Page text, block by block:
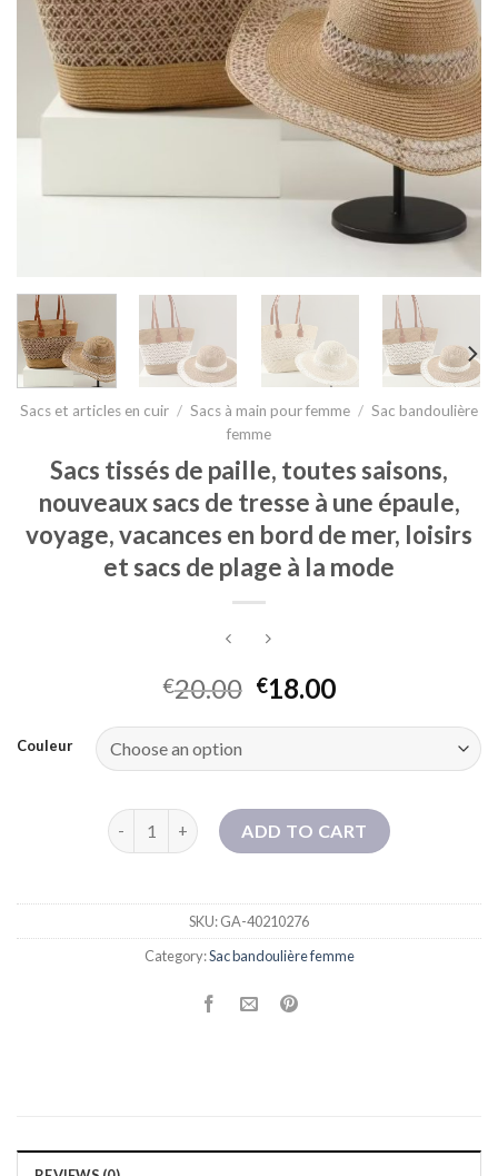
Sacs et articles en cuir / Sacs à main pour femme / Sac bandoulière
femme
Sacs tissés de paille, toutes saisons,
nouveaux sacs de tresse à une épaule,
voyage, vacances en bord de mer, loisirs
et sacs de plage à la mode
€20.00 €18.00
Couleur
Sacs tissés de paille, toutes saisons, nouveaux
ADD TO CART
SKU:GA-40210276
Category:Sac bandoulière femme